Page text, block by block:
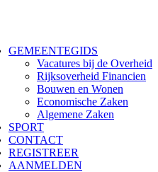
GEMEENTEGIDS
Vacatures bij de Overheid
Rijksoverheid Financien
Bouwen en Wonen
Economische Zaken
Algemene Zaken
SPORT
CONTACT
REGISTREER
AANMELDEN